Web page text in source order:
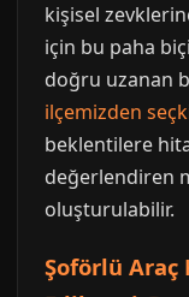
kişisel
için bu paha
doğru uzanan
ilçemizden
beklentilere
değerlendiren
oluşturulabilir.
Şoförlü Araç